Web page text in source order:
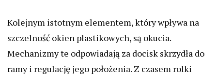
Kolejnym istotnym elementem, który wpływa na
szczelność okien plastikowych, są okucia.
Mechanizmy te odpowiadają za docisk skrzydła do
ramy i regulację jego położenia. Z czasem rolki